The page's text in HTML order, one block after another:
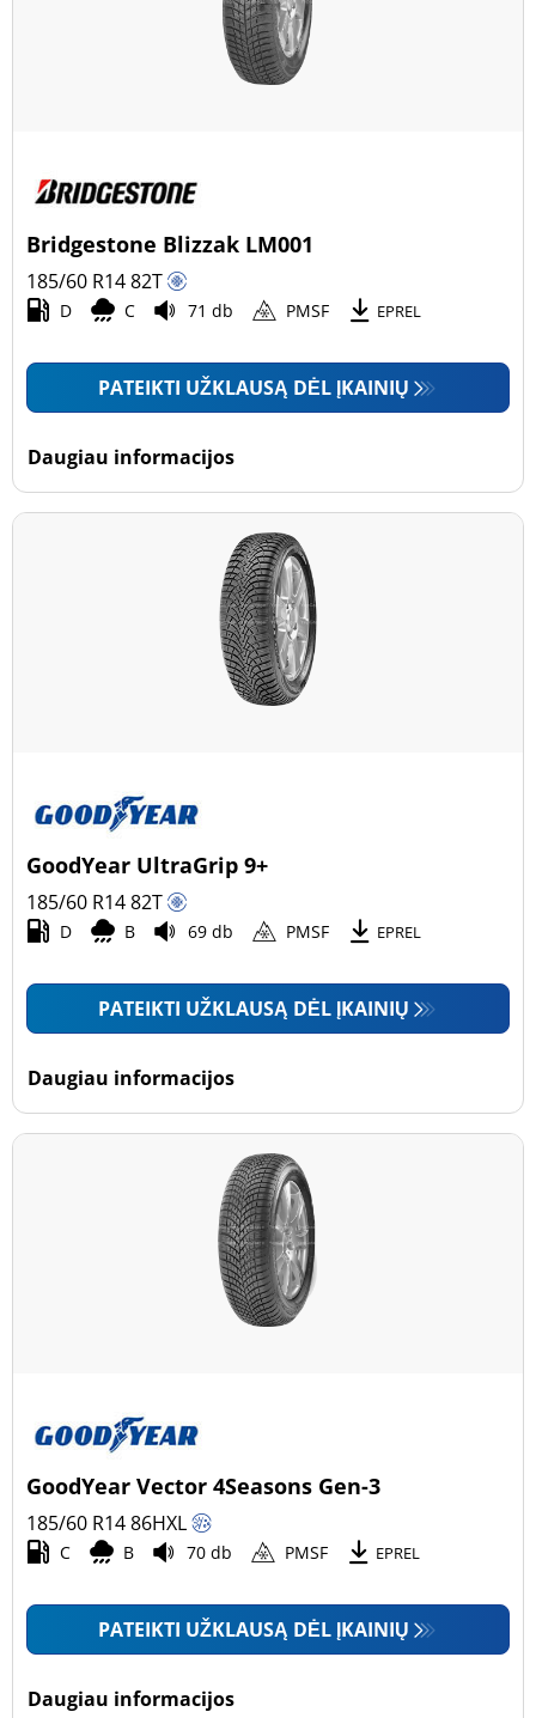
Bridgestone Blizzak LM001
185/60 R1482T
D C 71 db PMSF EPREL
PATEIKTI UŽKLAUSĄ DĖL ĮKAINIŲ
Daugiau informacijos
GoodYear UltraGrip 9+
185/60 R1482T
D B 69 db PMSF EPREL
PATEIKTI UŽKLAUSĄ DĖL ĮKAINIŲ
Daugiau informacijos
GoodYear Vector 4Seasons Gen-3
185/60 R1486HXL
C B 70 db PMSF EPREL
PATEIKTI UŽKLAUSĄ DĖL ĮKAINIŲ
Daugiau informacijos